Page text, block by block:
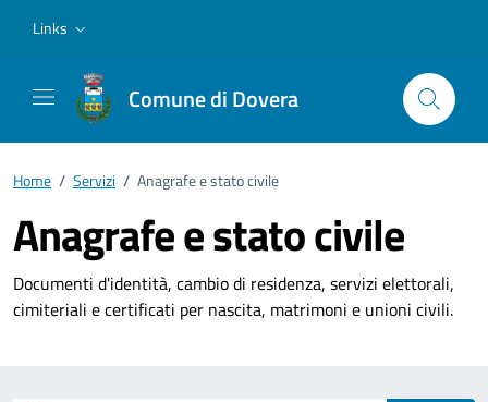
Links
Comune di Dovera
Home / Servizi / Anagrafe e stato civile
Anagrafe e stato civile
Documenti d'identità, cambio di residenza, servizi elettorali,
cimiteriali e certificati per nascita, matrimoni e unioni civili.